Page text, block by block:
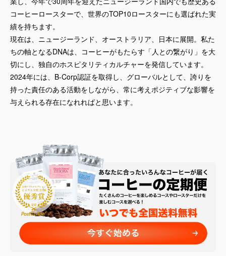
コーヒーロースターで、世界のTOP10ロースターにも選ばれた実
績を持ちます。
現在は、ニュージーランド、オーストラリア、日本に展開。私た
ちの軸となるDNAは、コーヒーがもたらす「人との繋がり」を大
切にし、独自のホスピタリティカルチャーを発信しています。
2024年には、B-Corp認証を取得し、グローバルとして、誇りを
持った責任のある活動をしながら、常に考えポジティブな影響を
与えられる存在になれればと思います。